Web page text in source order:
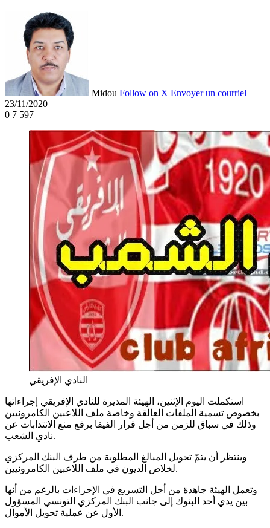
Midou Follow on X Envoyer un courriel
23/11/2020
0 7 597
النادي الإفريقي
استكملت اليوم الإثنين، الهيئة المديرة للنادي الإفريقي إجراءاتها
بخصوص تسمية الملفات العالقة وخاصة ملف اللاعبين الكامرونيين
وذلك في سباق للزمن من أجل قرار الفيفا برفع منع الانتدابات عن
نادي الشعب.
وينتظر أن يتمّ تحويل المبالغ المطلوبة من طرف البنك المركزي
لخلاص الديون في ملف اللاعبين الكامرونيين.
وتعمل الهيئة جاهدة من أجل التسريع في الإجراءات بالرغم من أنها
بين يدي أحد البنوك إلى جانب البنك المركزي التونسي المسؤول
الأول عن عملية تحويل الأموال.